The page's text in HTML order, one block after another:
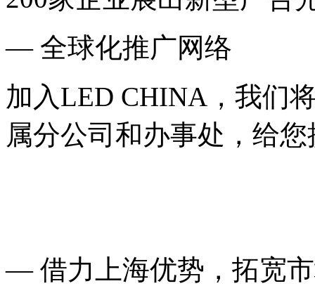
— 全球化推广网络
加入LED CHINA，我们
属分公司和办事处，给
— 借力上海优势，拓宽